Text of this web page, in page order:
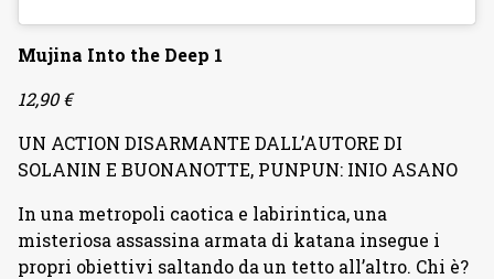
Mujina Into the Deep 1
12,90 €
UN ACTION DISARMANTE DALL’AUTORE DI
SOLANIN E BUONANOTTE, PUNPUN: INIO ASANO
In una metropoli caotica e labirintica, una
misteriosa assassina armata di katana insegue i
propri obiettivi saltando da un tetto all’altro. Chi è?